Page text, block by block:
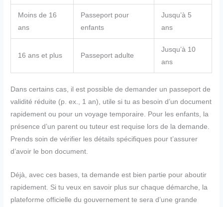
Moins de 16
ans
Passeport pour
enfants
Jusqu’à 5
ans
16 ans et plus Passeport adulte
Jusqu’à 10
ans
Dans certains cas, il est possible de demander un passeport de
validité réduite (p. ex., 1 an), utile si tu as besoin d’un document
rapidement ou pour un voyage temporaire. Pour les enfants, la
présence d’un parent ou tuteur est requise lors de la demande.
Prends soin de vérifier les détails spécifiques pour t’assurer
d’avoir le bon document.
Déjà, avec ces bases, ta demande est bien partie pour aboutir
rapidement. Si tu veux en savoir plus sur chaque démarche, la
plateforme officielle du gouvernement te sera d’une grande